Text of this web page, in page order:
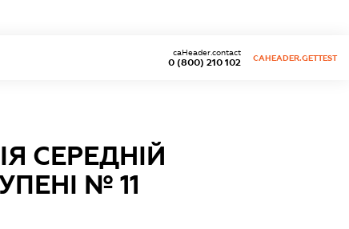
0 (800) 210 102
caHeader.contact
CAHEADER.GETTEST
СЕРЕДНІЙ
№ 11